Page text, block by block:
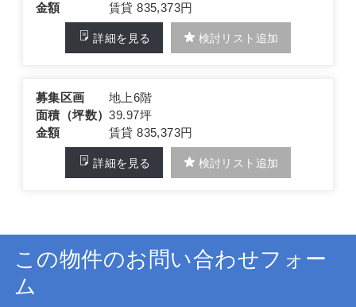
金額
賃貸 835,373円
詳細を見る 検討リスト追加
募集区画
地上6階
面積（坪数）39.97坪
金額
賃貸 835,373円
詳細を見る 検討リスト追加
この物件のお問い合わせフォー
ム